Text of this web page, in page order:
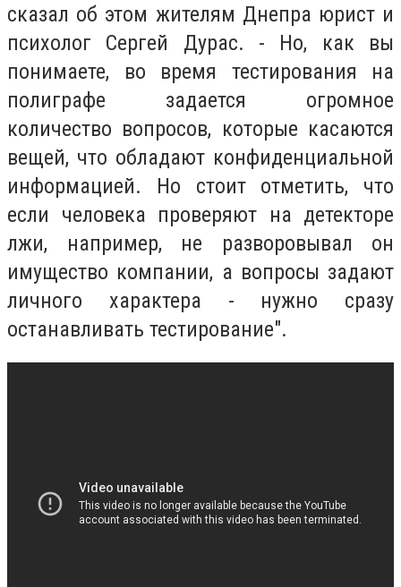
сказал об этом жителям Днепра юрист и
психолог Сергей Дурас. - Но, как вы
понимаете, во время тестирования на
полиграфе задается огромное
количество вопросов, которые касаются
вещей, что обладают конфиденциальной
информацией. Но стоит отметить, что
если человека проверяют на детекторе
лжи, например, не разворовывал он
имущество компании, а вопросы задают
личного характера - нужно сразу
останавливать тестирование".